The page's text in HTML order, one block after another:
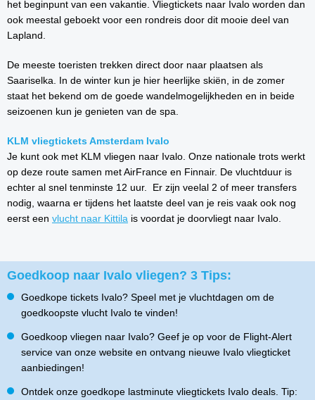
het beginpunt van een vakantie. Vliegtickets naar Ivalo worden dan
ook meestal geboekt voor een rondreis door dit mooie deel van
Lapland.
De meeste toeristen trekken direct door naar plaatsen als
Saariselka. In de winter kun je hier heerlijke skiën, in de zomer
staat het bekend om de goede wandelmogelijkheden en in beide
seizoenen kun je genieten van de spa.
KLM vliegtickets Amsterdam Ivalo
Je kunt ook met KLM vliegen naar Ivalo. Onze nationale trots werkt
op deze route samen met AirFrance en Finnair. De vluchtduur is
echter al snel tenminste 12 uur. Er zijn veelal 2 of meer transfers
nodig, waarna er tijdens het laatste deel van je reis vaak ook nog
eerst een vlucht naar Kittila is voordat je doorvliegt naar Ivalo.
Goedkoop naar Ivalo vliegen? 3 Tips:
Goedkope tickets Ivalo? Speel met je vluchtdagen om de
goedkoopste vlucht Ivalo te vinden!
Goedkoop vliegen naar Ivalo? Geef je op voor de Flight-Alert
service van onze website en ontvang nieuwe Ivalo vliegticket
aanbiedingen!
Ontdek onze goedkope lastminute vliegtickets Ivalo deals. Tip: